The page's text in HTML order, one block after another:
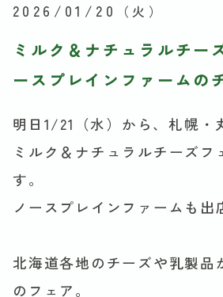
2026/01/20 （火）
ミルク＆ナチュラルチー
ースプレインファームの
明日1/21（水）から、札幌・
ミルク＆ナチュラルチーズフ
す。
ノースプレインファームも出
北海道各地のチーズや乳製品
のフェア。